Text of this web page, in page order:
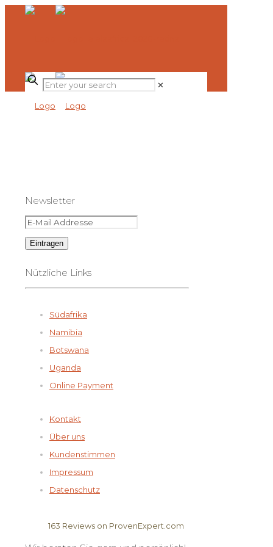
✕
Newsletter
Nützliche Links
Südafrika
Namibia
Botswana
Uganda
Online Payment
Kontakt
Über uns
Kundenstimmen
Impressum
Datenschutz
163 Reviews on ProvenExpert.com